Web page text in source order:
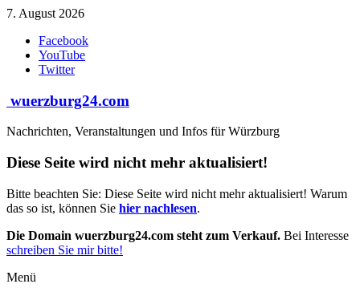
Zum
springen
7. August 2026
Facebook
YouTube
Twitter
wuerzburg24.com
Nachrichten, Veranstaltungen und Infos für Würzburg
Diese Seite wird nicht mehr aktualisiert!
Bitte beachten Sie: Diese Seite wird nicht mehr aktualisiert! Warum
das so ist, können Sie hier nachlesen.
Die Domain wuerzburg24.com steht zum Verkauf. Bei Interesse
schreiben Sie mir bitte!
Menü